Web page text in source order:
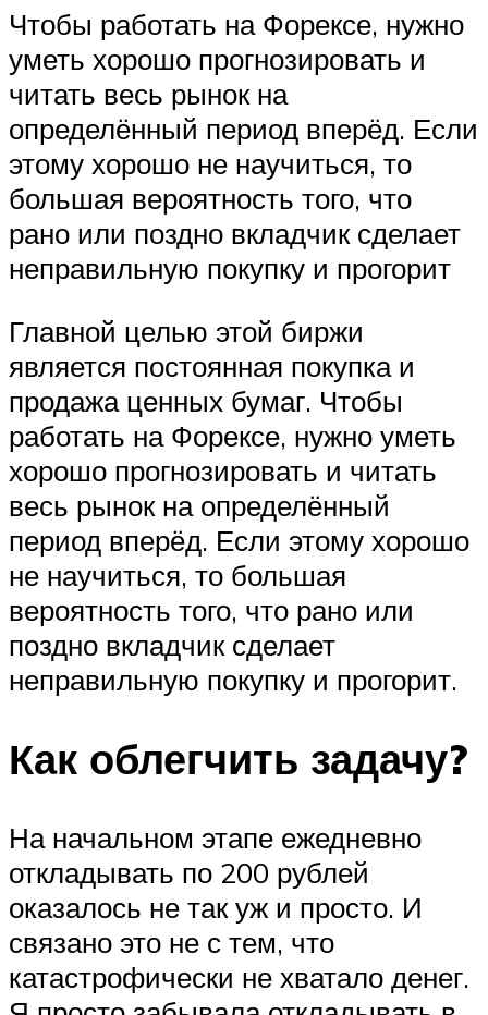
Чтобы работать на Форексе, нужно
уметь хорошо прогнозировать и
читать весь рынок на
определённый период вперёд. Если
этому хорошо не научиться, то
большая вероятность того, что
рано или поздно вкладчик сделает
неправильную покупку и прогорит
Главной целью этой биржи
является постоянная покупка и
продажа ценных бумаг. Чтобы
работать на Форексе, нужно уметь
хорошо прогнозировать и читать
весь рынок на определённый
период вперёд. Если этому хорошо
не научиться, то большая
вероятность того, что рано или
поздно вкладчик сделает
неправильную покупку и прогорит.
Как облегчить задачу?
На начальном этапе ежедневно
откладывать по 200 рублей
оказалось не так уж и просто. И
связано это не с тем, что
катастрофически не хватало денег.